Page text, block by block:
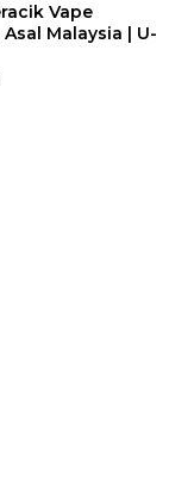
Vape
Malaysia | U-